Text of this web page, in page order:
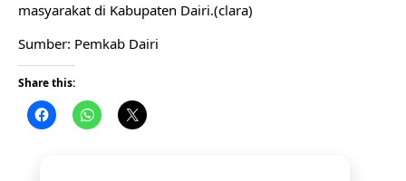
masyarakat di Kabupaten Dairi.(clara)
Sumber: Pemkab Dairi
Share this: